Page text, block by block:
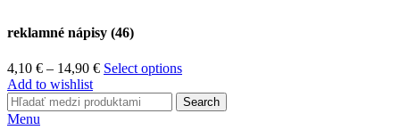
reklamné nápisy (46)
4,10 € – 14,90 €Price
4,10 €
through
Select options
Add to wishlist
Search
Menu